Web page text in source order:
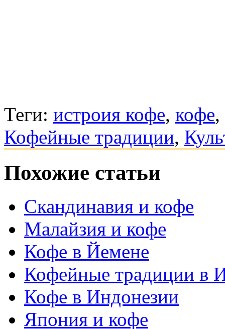
Теги: истроия кофе, кофе,
Кофейные традиции,
Похожие статьи
Скандинавия и кофе
Малайзия и кофе
Кофе в Йемене
Кофейные традиции в
Кофе в Индонезии
Япония и кофе